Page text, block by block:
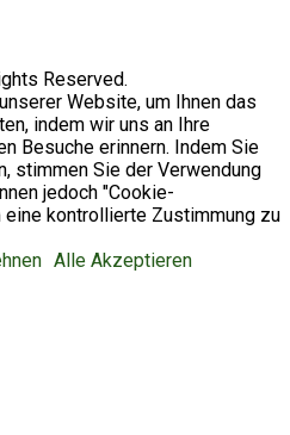
Reserved.
Website, um Ihnen das
indem wir uns an Ihre
Besuche erinnern. Indem Sie
stimmen Sie der Verwendung
jedoch "Cookie-
eine kontrollierte Zustimmung zu
Alle Akzeptieren